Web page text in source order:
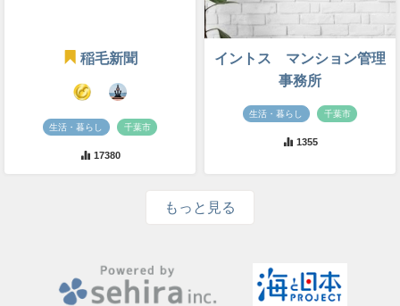
稲毛新聞
生活・暮らし 千葉市
17380
イントス マンション管理
事務所
生活・暮らし 千葉市
1355
もっと見る